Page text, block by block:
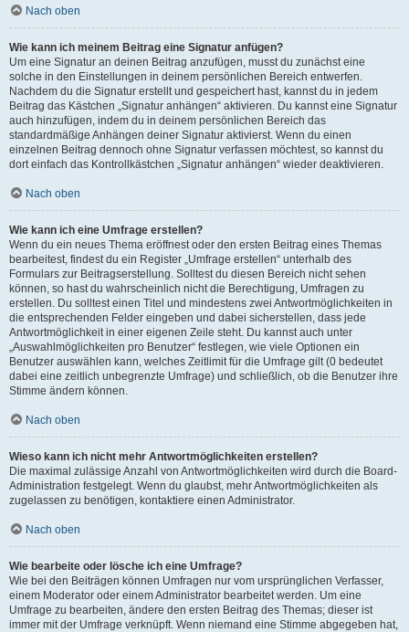
Nach oben
Wie kann ich meinem Beitrag eine Signatur anfügen?
Um eine Signatur an deinen Beitrag anzufügen, musst du zunächst eine
solche in den Einstellungen in deinem persönlichen Bereich entwerfen.
Nachdem du die Signatur erstellt und gespeichert hast, kannst du in jedem
Beitrag das Kästchen „Signatur anhängen“ aktivieren. Du kannst eine Signatur
auch hinzufügen, indem du in deinem persönlichen Bereich das
standardmäßige Anhängen deiner Signatur aktivierst. Wenn du einen
einzelnen Beitrag dennoch ohne Signatur verfassen möchtest, so kannst du
dort einfach das Kontrollkästchen „Signatur anhängen“ wieder deaktivieren.
Nach oben
Wie kann ich eine Umfrage erstellen?
Wenn du ein neues Thema eröffnest oder den ersten Beitrag eines Themas
bearbeitest, findest du ein Register „Umfrage erstellen“ unterhalb des
Formulars zur Beitragserstellung. Solltest du diesen Bereich nicht sehen
können, so hast du wahrscheinlich nicht die Berechtigung, Umfragen zu
erstellen. Du solltest einen Titel und mindestens zwei Antwortmöglichkeiten in
die entsprechenden Felder eingeben und dabei sicherstellen, dass jede
Antwortmöglichkeit in einer eigenen Zeile steht. Du kannst auch unter
„Auswahlmöglichkeiten pro Benutzer“ festlegen, wie viele Optionen ein
Benutzer auswählen kann, welches Zeitlimit für die Umfrage gilt (0 bedeutet
dabei eine zeitlich unbegrenzte Umfrage) und schließlich, ob die Benutzer ihre
Stimme ändern können.
Nach oben
Wieso kann ich nicht mehr Antwortmöglichkeiten erstellen?
Die maximal zulässige Anzahl von Antwortmöglichkeiten wird durch die Board-
Administration festgelegt. Wenn du glaubst, mehr Antwortmöglichkeiten als
zugelassen zu benötigen, kontaktiere einen Administrator.
Nach oben
Wie bearbeite oder lösche ich eine Umfrage?
Wie bei den Beiträgen können Umfragen nur vom ursprünglichen Verfasser,
einem Moderator oder einem Administrator bearbeitet werden. Um eine
Umfrage zu bearbeiten, ändere den ersten Beitrag des Themas; dieser ist
immer mit der Umfrage verknüpft. Wenn niemand eine Stimme abgegeben hat,